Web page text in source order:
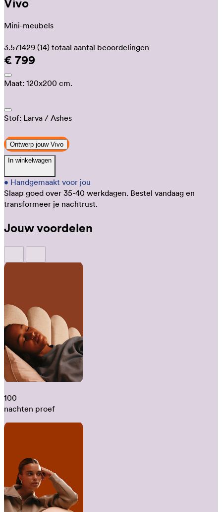
Vivo
Mini-meubels
3.571429 (14) totaal aantal beoordelingen
€ 799
Maat: 120x200 cm.
Stof: Larva / Ashes
Ontwerp jouw Vivo
In winkelwagen
• Handgemaakt voor jou
Slaap goed over 35-40 werkdagen. Bestel vandaag en
transformeer je nachtrust.
Jouw voordelen
100
nachten proef